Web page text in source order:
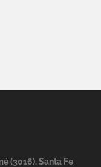
(3016). Santa Fe